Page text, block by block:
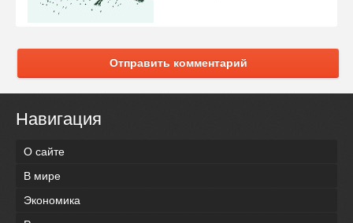
Отправить комментарий
Навигация
О сайте
В мире
Экономика